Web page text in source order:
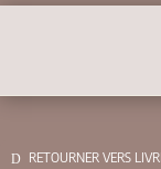
RETOURNER VERS